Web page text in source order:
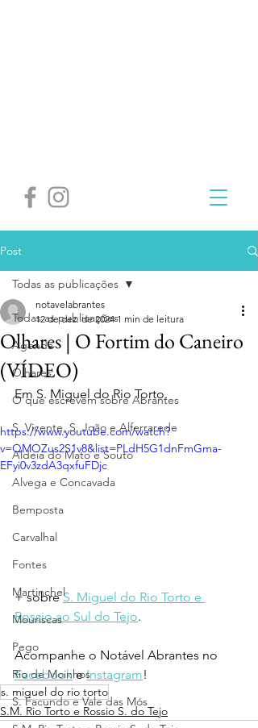
Post
Todas as publicações
Agenda
Olhares
O que escrevem sobre Abrantes
S. Vicente, S. João e Alferrarede
Aldeia do Mato e Souto
Alvega e Concavada
Bemposta
Carvalhal
Fontes
Martinchel
Mouriscas
Pego
Rio de Moinhos
S. Facundo e Vale das Mós
Todas as publicações
Olhares | O Fortim do Caneiro
(VÍDEO)
notavelabrantes
12 de dez. de 2024 1 min de leitura
Em S. Miguel do Rio Torto.
https://www.youtube.com/watch?
v=QMOZus2S1v8&list=PLdH5G1dnFmGma-
EFyi0v3zdA3qxfuFDjc
+ sobre S. Miguel do Rio Torto e
Rossio ao Sul do Tejo.
Acompanhe o Notável Abrantes no
Facebook e Instagram!
s. miguel do rio torto
S.M. Rio Torto e Rossio S. do Tejo